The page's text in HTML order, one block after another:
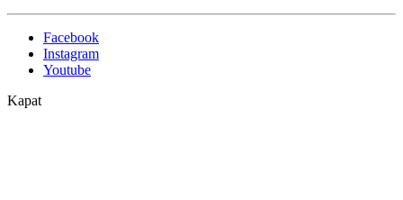
Facebook
Instagram
Youtube
Kapat